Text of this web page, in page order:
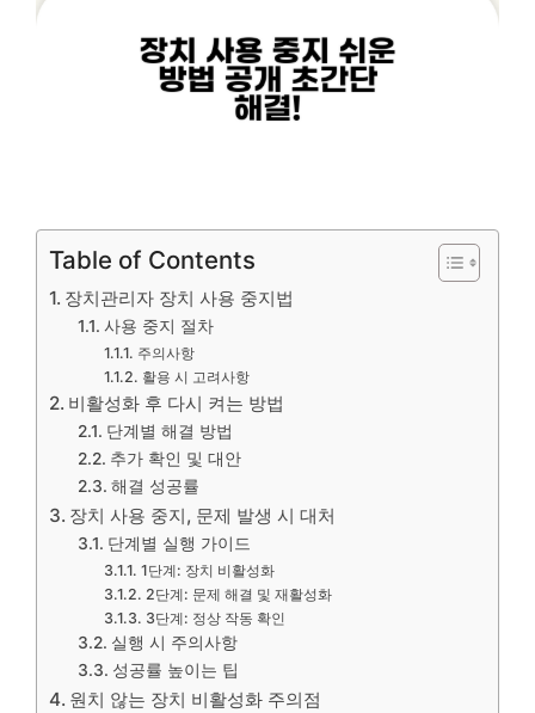
Table of Contents
장치관리자 장치 사용 중지법
사용 중지 절차
주의사항
활용 시 고려사항
비활성화 후 다시 켜는 방법
단계별 해결 방법
추가 확인 및 대안
해결 성공률
장치 사용 중지, 문제 발생 시 대처
단계별 실행 가이드
1단계: 장치 비활성화
2단계: 문제 해결 및 재활성화
3단계: 정상 작동 확인
실행 시 주의사항
성공률 높이는 팁
원치 않는 장치 비활성화 주의점